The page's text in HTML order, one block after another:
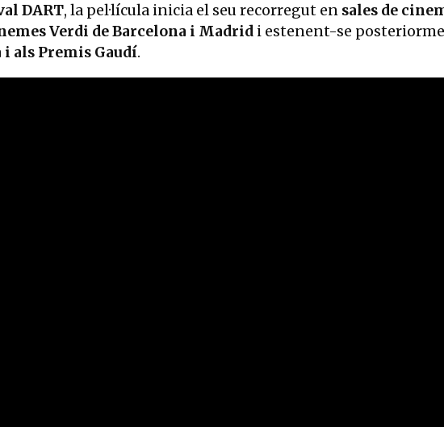
DART, la pel·lícula inicia el seu recorregut en sales de
Verdi de Barcelona i Madrid i estenent-se
als Premis Gaudí.